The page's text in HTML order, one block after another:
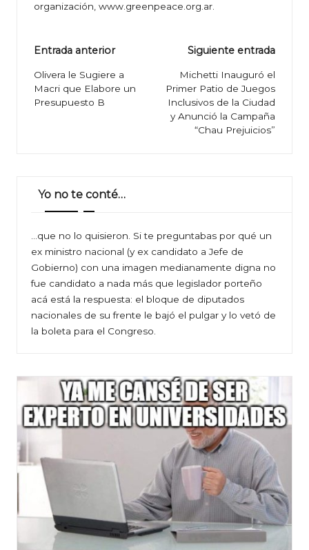
organización, www.greenpeace.org.ar
Navegación
de
entradas
Entrada anterior
Olivera le Sugiere a
Macri que Elabore un
Presupuesto B
Siguiente entrada
Michetti Inauguró el
Primer Patio de Juegos
Inclusivos de la Ciudad
y Anunció la Campaña
“Chau Prejuicios”
Yo no te conté…
…que no lo quisieron. Si te preguntabas por qué un
ex ministro nacional (y ex candidato a Jefe de
Gobierno) con una imagen medianamente digna no
fue candidato a nada más que legislador porteño
acá está la respuesta: el bloque de diputados
nacionales de su frente le bajó el pulgar y lo vetó de
la boleta para el Congreso.